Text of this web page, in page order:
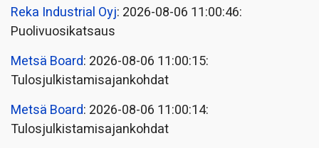
Reka Industrial Oyj: 2026-08-06 11:00:46:
Puolivuosikatsaus
Metsä Board: 2026-08-06 11:00:15:
Tulosjulkistamisajankohdat
Metsä Board: 2026-08-06 11:00:14:
Tulosjulkistamisajankohdat